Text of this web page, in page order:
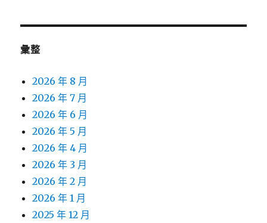
彙整
2026 年 8 月
2026 年 7 月
2026 年 6 月
2026 年 5 月
2026 年 4 月
2026 年 3 月
2026 年 2 月
2026 年 1 月
2025 年 12 月